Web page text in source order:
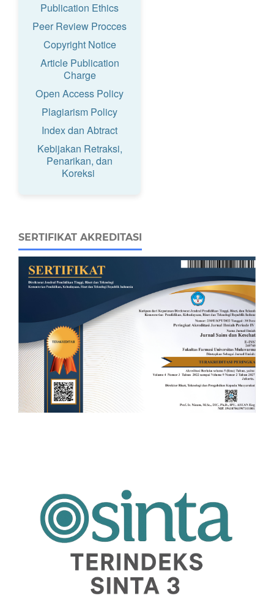
Publication Ethics
Peer Review Procces
Copyright Notice
Article Publication
Charge
Open Access Policy
Plagiarism Policy
Index dan Abtract
Kebijakan Retraksi,
Penarikan, dan
Koreksi
SERTIFIKAT AKREDITASI